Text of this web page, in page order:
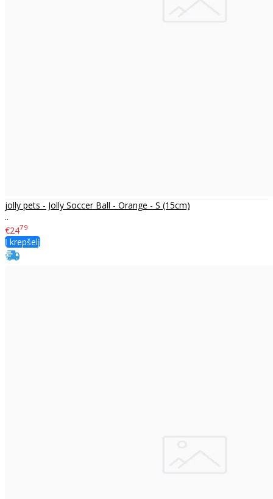
jolly pets - Jolly Soccer Ball - Orange - S (15cm)
..
€2479
Į krepšelį